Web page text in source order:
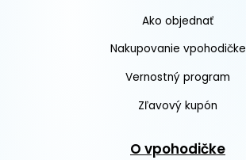
Ako objednať
Nakupovanie vpohodičke
Vernostný program
Zľavový kupón
O vpohodičke